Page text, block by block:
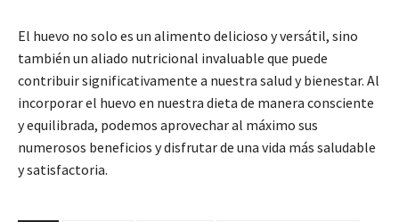
El huevo no solo es un alimento delicioso y versátil, sino
también un aliado nutricional invaluable que puede
contribuir significativamente a nuestra salud y bienestar. Al
incorporar el huevo en nuestra dieta de manera consciente
y equilibrada, podemos aprovechar al máximo sus
numerosos beneficios y disfrutar de una vida más saludable
y satisfactoria.